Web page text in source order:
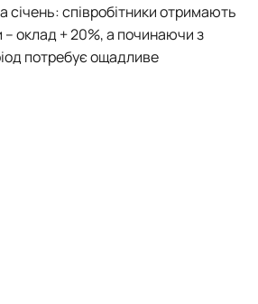
співробітники отримають
– оклад + 20%, а починаючи з
потребує ощадливе